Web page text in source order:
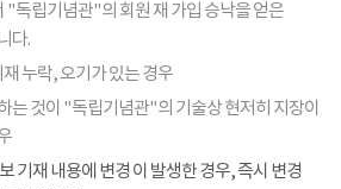
"독립기념관"의 회원 재 가입 승낙을 얻은
다.
누락, 오기가 있는 경우
는 것이 "독립기념관"의 기술상 현저히 지장이
기재 내용에 변경 이 발생한 경우, 즉시 변경